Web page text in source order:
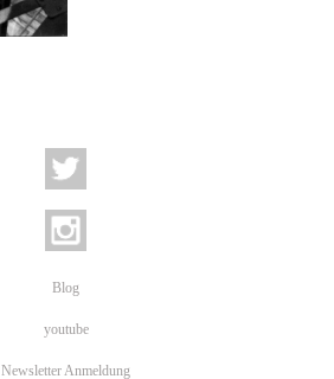
Blog
youtube
Newsletter Anmeldung